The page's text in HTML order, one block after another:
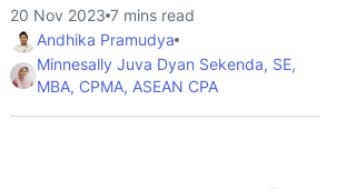
20 Nov 2023 7 mins read
Andhika Pramudya
Minnesally Juva Dyan Sekenda, SE,
MBA, CPMA, ASEAN CPA